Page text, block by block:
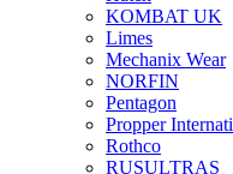
KOMBAT UK
Limes
Mechanix Wear
NORFIN
Pentagon
Propper
Rothco
RUSULTRAS